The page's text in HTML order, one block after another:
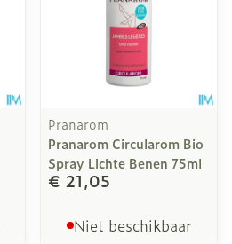
Pranarom
Pranarom Circularom Bio
Spray Lichte Benen 75ml
€ 21,05
Niet beschikbaar